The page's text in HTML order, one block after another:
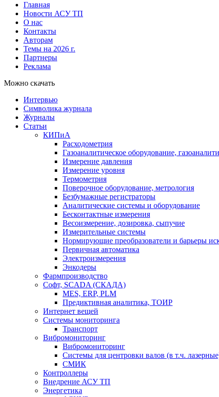
Главная
Новости АСУ ТП
О нас
Контакты
Авторам
Темы на 2026 г.
Партнеры
Реклама
Можно скачать
Интервью
Символика журнала
Журналы
Статьи
КИПиА
Расходометрия
Газоаналитическое оборудование,
Измерение давления
Измерение уровня
Термометрия
Поверочное оборудование, метрология
Безбумажные регистраторы
Аналитические системы и оборудование
Бесконтактные измерения
Весоизмерение, дозировка, сыпучие
Измерительные системы
Нормирующие преобразователи и барьеры
Первичная автоматика
Электроизмерения
Энкодеры
Фармпроизводство
Софт, SCADA (СКАДА)
MES, ERP, PLM
Предиктивная аналитика, ТОИР
Интернет вещей
Системы мониторинга
Транспорт
Вибромониторинг
Вибромониторинг
Системы для центровки валов (в т.ч.
СМИК
Контроллеры
Внедрение АСУ ТП
Энергетика